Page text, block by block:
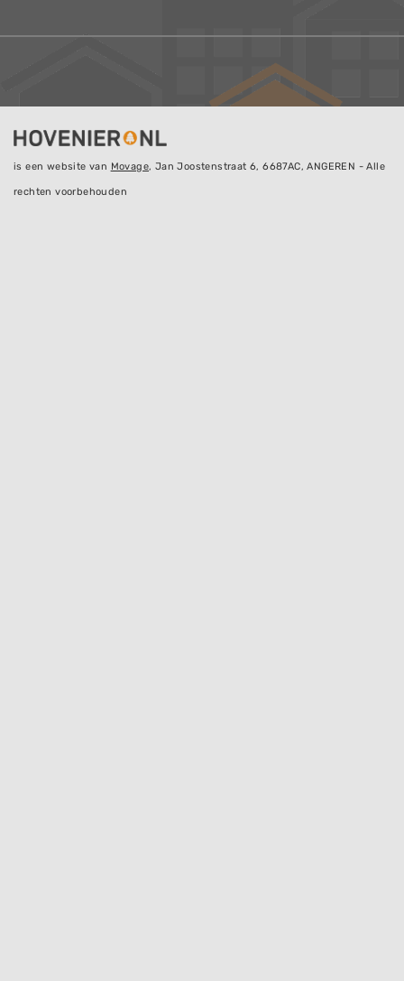
is een website van Movage, Jan Joostenstraat 6, 6687AC, ANGEREN - Alle
rechten voorbehouden